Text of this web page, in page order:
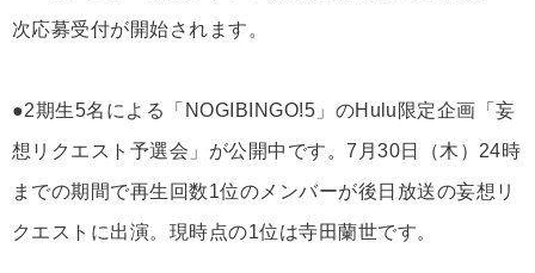
次応募受付が開始されます。
●2期生5名による「NOGIBINGO!5」のHulu限定企画「妄
想リクエスト予選会」が公開中です。7月30日（木）24時
までの期間で再生回数1位のメンバーが後日放送の妄想リ
クエストに出演。現時点の1位は寺田蘭世です。